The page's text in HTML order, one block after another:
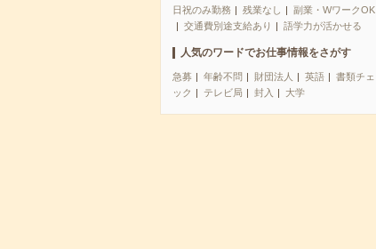
日祝のみ勤務
残業なし
副業・WワークOK
交通費別途支給あり
語学力が活かせる
人気のワードでお仕事情報をさがす
急募 年齢不問 財団法人 英語
書類チェ
ック
テレビ局 封入 大学